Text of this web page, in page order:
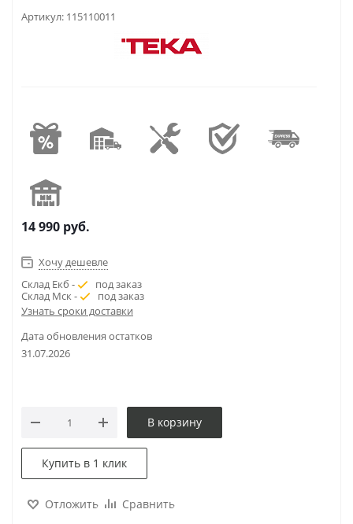
Артикул: 115110011
14 990 руб.
Хочу дешевле
Склад Екб -
под заказ
Склад Мск -
под заказ
Узнать сроки доставки
Дата обновления остатков
31.07.2026
В корзину
Купить в 1 клик
Отложить Сравнить